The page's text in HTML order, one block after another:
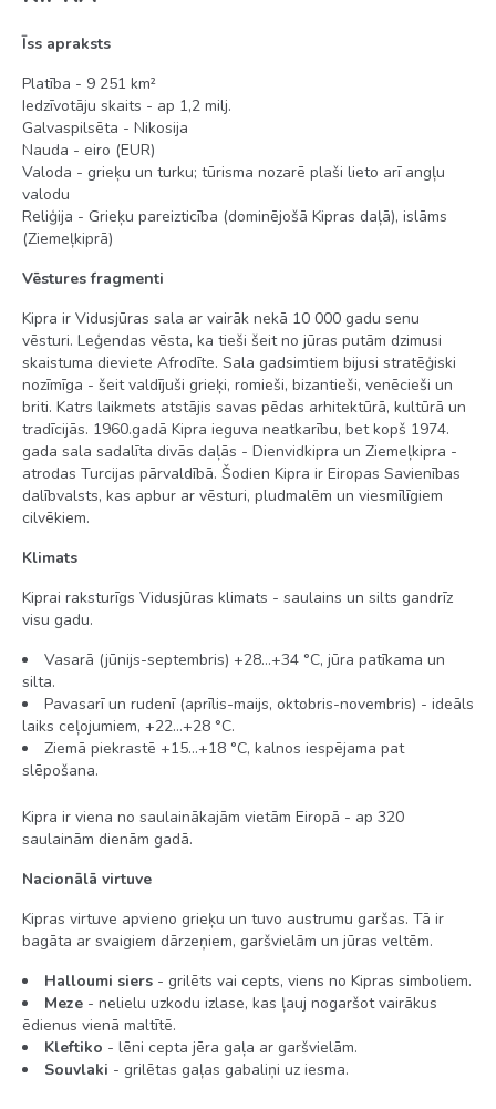
Īss apraksts
Platība - 9 251 km²
Iedzīvotāju skaits - ap 1,2 milj.
Galvaspilsēta - Nikosija
Nauda - eiro (EUR)
Valoda - grieķu un turku; tūrisma nozarē plaši lieto arī angļu
valodu
Reliģija - Grieķu pareizticība (dominējošā Kipras daļā), islāms
(Ziemeļkiprā)
Vēstures fragmenti
Kipra ir Vidusjūras sala ar vairāk nekā 10 000 gadu senu
vēsturi. Leģendas vēsta, ka tieši šeit no jūras putām dzimusi
skaistuma dieviete Afrodīte. Sala gadsimtiem bijusi stratēģiski
nozīmīga - šeit valdījuši grieķi, romieši, bizantieši, venēcieši un
briti. Katrs laikmets atstājis savas pēdas arhitektūrā, kultūrā un
tradīcijās. 1960.gadā Kipra ieguva neatkarību, bet kopš 1974.
gada sala sadalīta divās daļās - Dienvidkipra un Ziemeļkipra -
atrodas Turcijas pārvaldībā. Šodien Kipra ir Eiropas Savienības
dalībvalsts, kas apbur ar vēsturi, pludmalēm un viesmīlīgiem
cilvēkiem.
Klimats
Kiprai raksturīgs Vidusjūras klimats - saulains un silts gandrīz
visu gadu.
Vasarā (jūnijs-septembris) +28…+34 °C, jūra patīkama un
silta.
Pavasarī un rudenī (aprīlis-maijs, oktobris-novembris) - ideāls
laiks ceļojumiem, +22…+28 °C.
Ziemā piekrastē +15…+18 °C, kalnos iespējama pat
slēpošana.
Kipra ir viena no saulainākajām vietām Eiropā - ap 320
saulainām dienām gadā.
Nacionālā virtuve
Kipras virtuve apvieno grieķu un tuvo austrumu garšas. Tā ir
bagāta ar svaigiem dārzeņiem, garšvielām un jūras veltēm.
Halloumi siers - grilēts vai cepts, viens no Kipras simboliem.
Meze - nelielu uzkodu izlase, kas ļauj nogaršot vairākus
ēdienus vienā maltītē.
Kleftiko - lēni cepta jēra gaļa ar garšvielām.
Souvlaki - grilētas gaļas gabaliņi uz iesma.